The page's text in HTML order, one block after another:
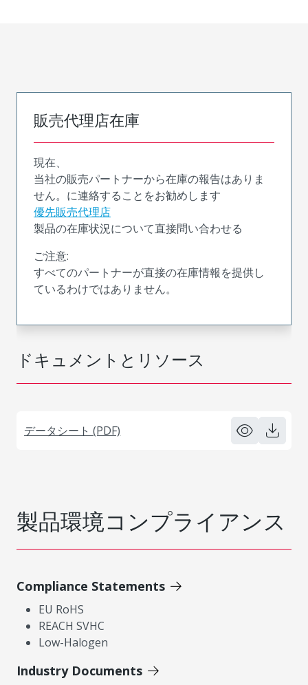
ドキュメントとリソース
データシート (PDF)
販売代理店在庫
現在、
当社の販売パートナーから在庫の報告はありま
せん。に連絡することをお勧めします
優先販売代理店
製品の在庫状況について直接問い合わせる
ご注意:
すべてのパートナーが直接の在庫情報を提供し
ているわけではありません。
製品環境コンプライアンス
Compliance Statements
EU RoHS
REACH SVHC
Low-Halogen
Industry Documents